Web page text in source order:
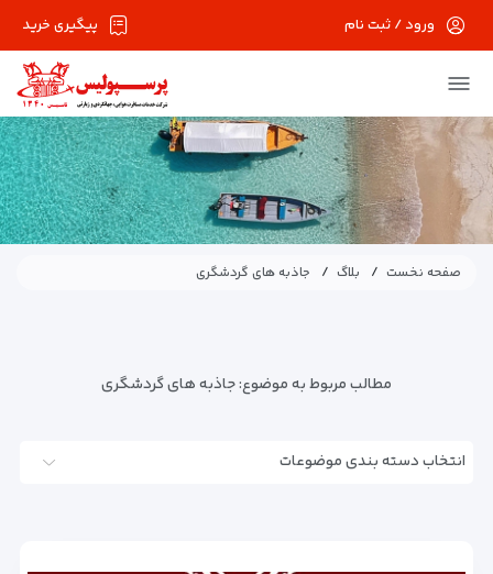
پیگیری خرید ورود / ثبت نام
صفحه نخست بلاگ جاذبه های گردشگری
مطالب مربوط به موضوع:جاذبه های گردشگری
انتخاب دسته بندی موضوعات